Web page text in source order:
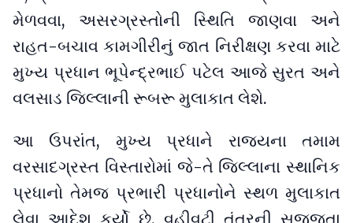
મેળવવા, અસરગ્રસ્તોની સ્થિતિ જાણવા અને
રાહત-બચાવ કામગીરીનું જાત નિરીક્ષણ કરવા માટે
મુખ્ય પ્રધાન ભૂપેન્દ્રભાઈ પટેલ આજે સુરત અને
વલસાડ જિલ્લાની રૂબરૂ મુલાકાત લેશે.
આ ઉપરાંત, મુખ્ય પ્રધાને રાજ્યના તમામ
વરસાદગ્રસ્ત વિસ્તારોમાં જે-તે જિલ્લાના સ્થાનિક
પ્રધાનો તેમજ પ્રભારી પ્રધાનોને સ્થળ મુલાકાત
લેવા આદેશ કર્યો છે. વહીવટી તંત્રની સજ્જતા